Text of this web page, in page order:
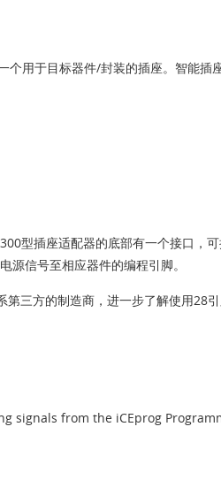
用于目标器件/封装的插座。智能插
型插座适配器的底部有一个接口，
信号至相应器件的编程引脚。
三方的制造商，进一步了解使用28引
signals from the iCEprog